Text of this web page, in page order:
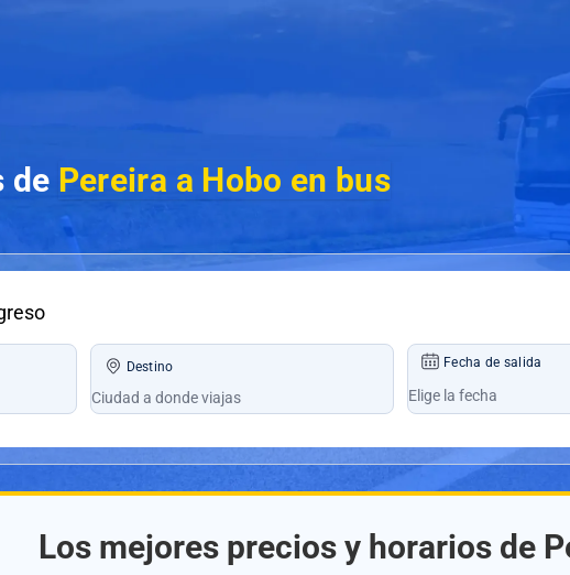
de Pereira a Hobo en bus
Destino Fecha de salida
Los mejores precios y horarios de